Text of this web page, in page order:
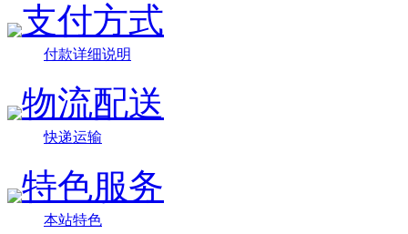
支付方式
付款详细说明
物流配送
快递运输
特色服务
本站特色